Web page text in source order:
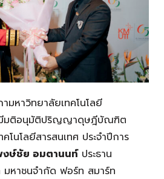
าวิทยาลัยเทคโนโลยี
มีมติอนุมัติปริญญาดุษฎีบัณฑิต
โนโลยีสารสนเทศ ประจำปีการ
ษ์ชัย อมตานนท์ประธาน
มหาชนจำกัด ฟอร์ท สมาร์ท